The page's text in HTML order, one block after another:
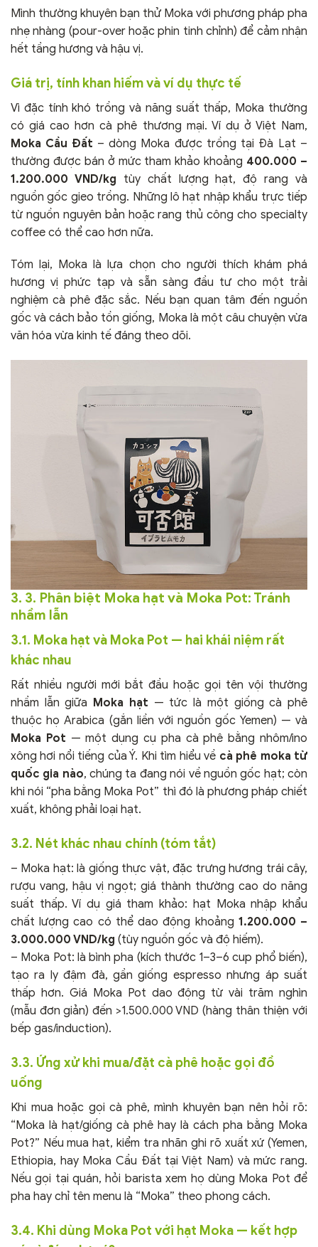
Mình thường khuyên bạn thử Moka với phương pháp pha
nhẹ nhàng (pour-over hoặc phin tinh chỉnh) để cảm nhận
hết tầng hương và hậu vị.
Giá trị, tính khan hiếm và ví dụ thực tế
Vì đặc tính khó trồng và năng suất thấp, Moka thường
có giá cao hơn cà phê thương mại. Ví dụ ở Việt Nam,
Moka Cầu Đất – dòng Moka được trồng tại Đà Lạt –
thường được bán ở mức tham khảo khoảng 400.000 –
1.200.000 VND/kg tùy chất lượng hạt, độ rang và
nguồn gốc gieo trồng. Những lô hạt nhập khẩu trực tiếp
từ nguồn nguyên bản hoặc rang thủ công cho specialty
coffee có thể cao hơn nữa.
Tóm lại, Moka là lựa chọn cho người thích khám phá
hương vị phức tạp và sẵn sàng đầu tư cho một trải
nghiệm cà phê đặc sắc. Nếu bạn quan tâm đến nguồn
gốc và cách bảo tồn giống, Moka là một câu chuyện vừa
văn hóa vừa kinh tế đáng theo dõi.
3. 3. Phân biệt Moka hạt và Moka Pot: Tránh
nhầm lẫn
3.1. Moka hạt và Moka Pot — hai khái niệm rất
khác nhau
Rất nhiều người mới bắt đầu hoặc gọi tên vội thường
nhầm lẫn giữa Moka hạt — tức là một giống cà phê
thuộc họ Arabica (gắn liền với nguồn gốc Yemen) — và
Moka Pot — một dụng cụ pha cà phê bằng nhôm/ino
xông hơi nổi tiếng của Ý. Khi tìm hiểu về cà phê moka từ
quốc gia nào, chúng ta đang nói về nguồn gốc hạt; còn
khi nói “pha bằng Moka Pot” thì đó là phương pháp chiết
xuất, không phải loại hạt.
3.2. Nét khác nhau chính (tóm tắt)
– Moka hạt: là giống thực vật, đặc trưng hương trái cây,
rượu vang, hậu vị ngọt; giá thành thường cao do năng
suất thấp. Ví dụ giá tham khảo: hạt Moka nhập khẩu
chất lượng cao có thể dao động khoảng 1.200.000 –
3.000.000 VND/kg (tùy nguồn gốc và độ hiếm).
– Moka Pot: là bình pha (kích thước 1–3–6 cup phổ biến),
tạo ra ly đậm đà, gần giống espresso nhưng áp suất
thấp hơn. Giá Moka Pot dao động từ vài trăm nghìn
(mẫu đơn giản) đến >1.500.000 VND (hàng thân thiện với
bếp gas/induction).
3.3. Ứng xử khi mua/đặt cà phê hoặc gọi đồ
uống
Khi mua hoặc gọi cà phê, mình khuyên bạn nên hỏi rõ:
“Moka là hạt/giống cà phê hay là cách pha bằng Moka
Pot?” Nếu mua hạt, kiểm tra nhãn ghi rõ xuất xứ (Yemen,
Ethiopia, hay Moka Cầu Đất tại Việt Nam) và mức rang.
Nếu gọi tại quán, hỏi barista xem họ dùng Moka Pot để
pha hay chỉ tên menu là “Moka” theo phong cách.
3.4. Khi dùng Moka Pot với hạt Moka — kết hợp